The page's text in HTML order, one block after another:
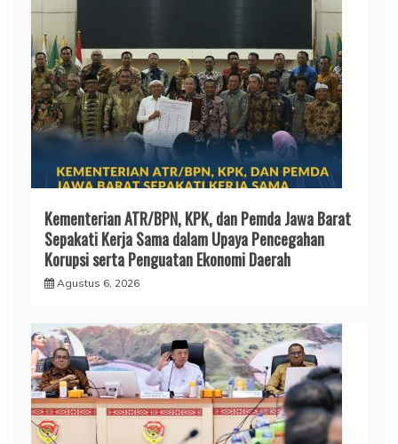
Kementerian ATR/BPN, KPK, dan Pemda Jawa Barat
Sepakati Kerja Sama dalam Upaya Pencegahan
Korupsi serta Penguatan Ekonomi Daerah
Agustus 6, 2026